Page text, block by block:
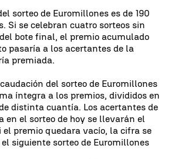
sorteo de Euromillones es de 190
Si se celebran cuatro sorteos sin
bote final, el premio acumulado
pasaría a los acertantes de la
premiada.
del sorteo de Euromillones
íntegra a los premios, divididos en
distinta cuantía. Los acertantes de
en el sorteo de hoy se llevarán el
el premio quedara vacío, la cifra se
siguiente sorteo de Euromillones